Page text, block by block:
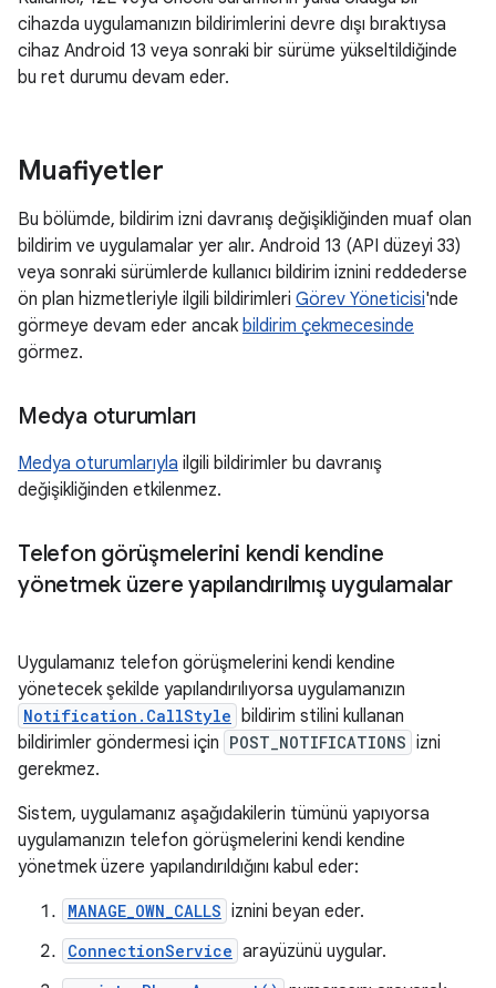
cihazda uygulamanızın bildirimlerini devre dışı bıraktıysa
cihaz Android 13 veya sonraki bir sürüme yükseltildiğinde
bu ret durumu devam eder.
Muafiyetler
Bu bölümde, bildirim izni davranış değişikliğinden muaf olan
bildirim ve uygulamalar yer alır. Android 13 (API düzeyi 33)
veya sonraki sürümlerde kullanıcı bildirim iznini reddederse
ön plan hizmetleriyle ilgili bildirimleri Görev Yöneticisi'nde
görmeye devam eder ancak bildirim çekmecesinde
görmez.
Medya oturumları
Medya oturumlarıyla ilgili bildirimler bu davranış
değişikliğinden etkilenmez.
Telefon görüşmelerini kendi kendine
yönetmek üzere yapılandırılmış uygulamalar
Uygulamanız telefon görüşmelerini kendi kendine
yönetecek şekilde yapılandırılıyorsa uygulamanızın
Notification.CallStyle bildirim stilini kullanan
bildirimler göndermesi için POST_NOTIFICATIONS izni
gerekmez.
Sistem, uygulamanız aşağıdakilerin tümünü yapıyorsa
uygulamanızın telefon görüşmelerini kendi kendine
yönetmek üzere yapılandırıldığını kabul eder:
MANAGE_OWN_CALLS iznini beyan eder.
ConnectionService arayüzünü uygular.